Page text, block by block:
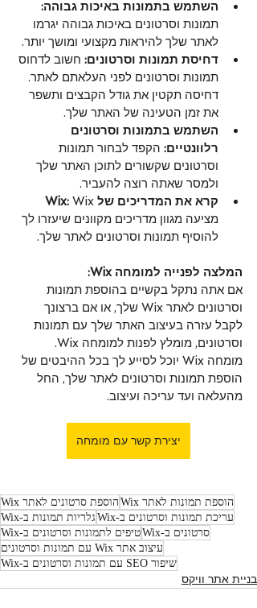
השתמש בתמונות באיכות גבוהה:
תמונות וסרטונים באיכות גבוהה יגרמו
לאתר שלך להיראות מקצועי ומושך יותר.
דחיסת תמונות וסרטונים: חשוב לדחוס
תמונות וסרטונים לפני העלאתם לאתר.
דחיסה תקטין את גודל הקבצים ותשפר
את זמן הטעינה של האתר שלך.
השתמש בתמונות וסרטונים
רלוונטיים: הקפד לבחור תמונות
וסרטונים שקשורים לתוכן האתר שלך
ולמסר שאתה רוצה להעביר.
קרא את המדריכים של Wix:
מציעה מגוון מדריכים מקוונים שיעזרו לך
להוסיף תמונות וסרטונים לאתר שלך.
המלצה לפנייה למומחה Wix:
אם אתה נתקל בקשיים בהוספת תמונות
וסרטונים לאתר Wix שלך, או אם ברצונך
לקבל עזרה בעיצוב האתר שלך עם תמונות
וסרטונים, מומלץ לפנות למומחה Wix.
מומחה Wix יוכל לסייע לך בכל ההיבטים של
הוספת תמונות וסרטונים לאתר שלך, החל
מהעלאה ועד עריכה ועיצוב.
יצירת קשר עם מומחה
הוספת תמונות לאתר Wix
הוספת סרטונים לאתר Wix
עריכת תמונות וסרטונים ב-Wix
גלריות תמונות ב-Wix
סרטונים ב-Wix
טיפים לתמונות וסרטונים ב-Wix
עיצוב אתר Wix עם תמונות וסרטונים
שיפור SEO עם תמונות וסרטונים ב-Wix
בניית אתר וויקס